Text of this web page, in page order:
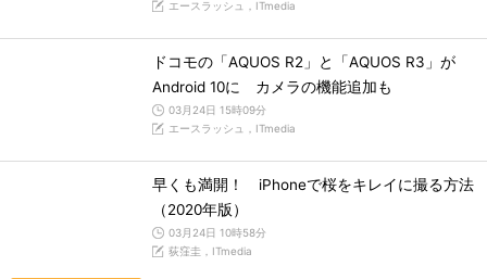
エースラッシュ，ITmedia
ドコモの「AQUOS R2」と「AQUOS R3」が
Android 10に カメラの機能追加も
03月24日 15時09分
エースラッシュ，ITmedia
早くも満開！ iPhoneで桜をキレイに撮る方法
（2020年版）
03月24日 10時58分
荻窪圭，ITmedia